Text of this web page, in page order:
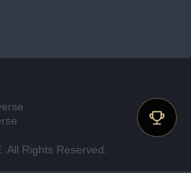
All Rights Reserved.